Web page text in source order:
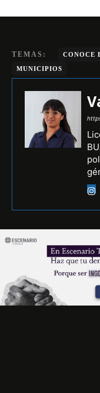
TEMAS: CONOCE
MUNICIPIOS